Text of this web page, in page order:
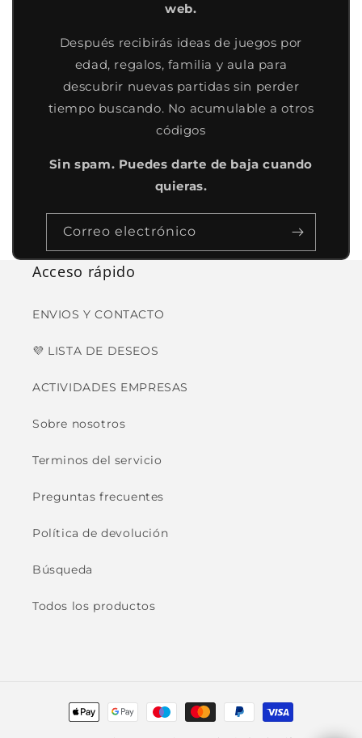
web.
Después recibirás ideas de juegos por
edad, regalos, familia y aula para
descubrir nuevas partidas sin perder
tiempo buscando. No acumulable a otros
códigos
Sin spam. Puedes darte de baja cuando
quieras.
Correo electrónico
Acceso rápido
ENVIOS Y CONTACTO
💜 LISTA DE DESEOS
ACTIVIDADES EMPRESAS
Sobre nosotros
Terminos del servicio
Preguntas frecuentes
Política de devolución
Búsqueda
Todos los productos
Formas
de